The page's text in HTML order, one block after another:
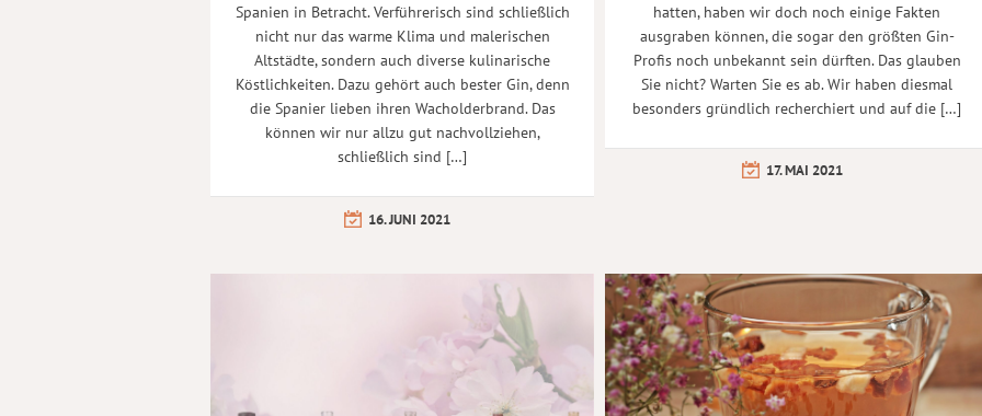
Spanien in Betracht. Verführerisch sind schließlich
nicht nur das warme Klima und malerischen
Altstädte, sondern auch diverse kulinarische
Köstlichkeiten. Dazu gehört auch bester Gin, denn
die Spanier lieben ihren Wacholderbrand. Das
können wir nur allzu gut nachvollziehen,
schließlich sind […]
16. JUNI 2021
hatten, haben wir doch noch einige Fakten
ausgraben können, die sogar den größten Gin-
Profis noch unbekannt sein dürften. Das glauben
Sie nicht? Warten Sie es ab. Wir haben diesmal
besonders gründlich recherchiert und auf die […]
17. MAI 2021